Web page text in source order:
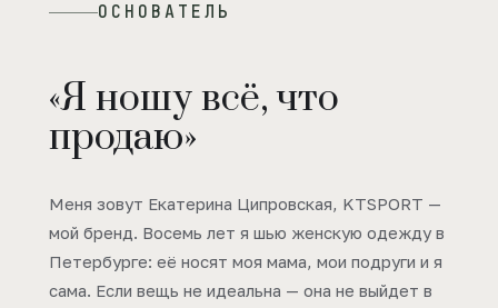
ОСНОВАТЕЛЬ
«Я ношу всё, что
продаю»
Меня зовут Екатерина Ципровская, KTSPORT —
мой бренд. Восемь лет я шью женскую одежду в
Петербурге: её носят моя мама, мои подруги и я
сама. Если вещь не идеальна — она не выйдет в